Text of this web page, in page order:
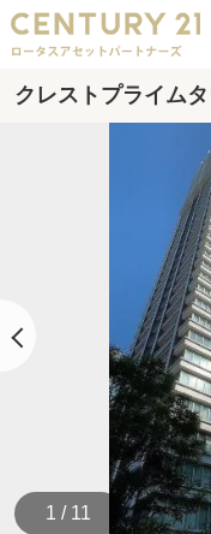
クレストプライム
1 / 11